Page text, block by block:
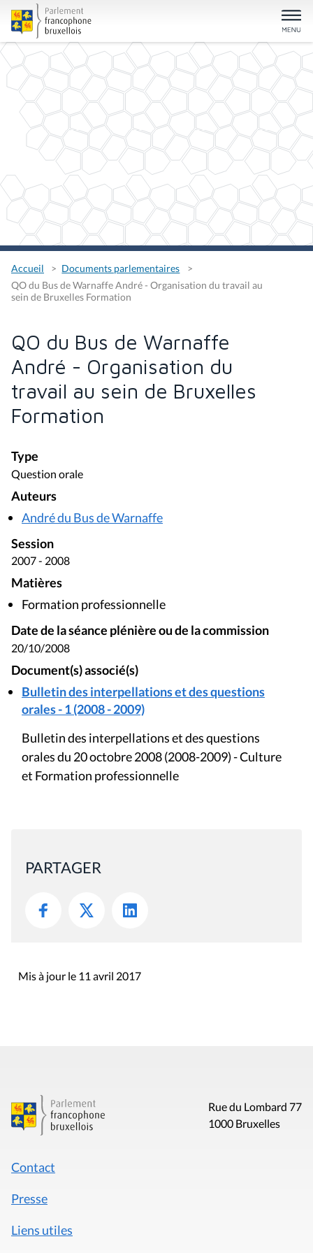
Accueil
Documents parlementaires
QO du Bus de Warnaffe André - Organisation du travail au
sein de Bruxelles Formation
QO du Bus de Warnaffe
André - Organisation du
travail au sein de Bruxelles
Formation
Type
Question orale
Auteurs
André du Bus de Warnaffe
Session
2007 - 2008
Matières
Formation professionnelle
Date de la séance plénière ou de la commission
20/10/2008
Document(s) associé(s)
Bulletin des interpellations et des questions
orales - 1 (2008 - 2009)
Bulletin des interpellations et des questions
orales du 20 octobre 2008 (2008-2009) - Culture
et Formation professionnelle
PARTAGER
Mis à jour le 11 avril 2017
Rue du Lombard 77
1000 Bruxelles
Contact
Presse
Liens utiles